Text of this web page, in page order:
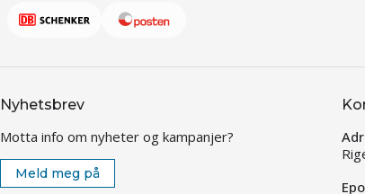
Nyhetsbrev
Motta info om nyheter og kampanjer?
Meld meg på